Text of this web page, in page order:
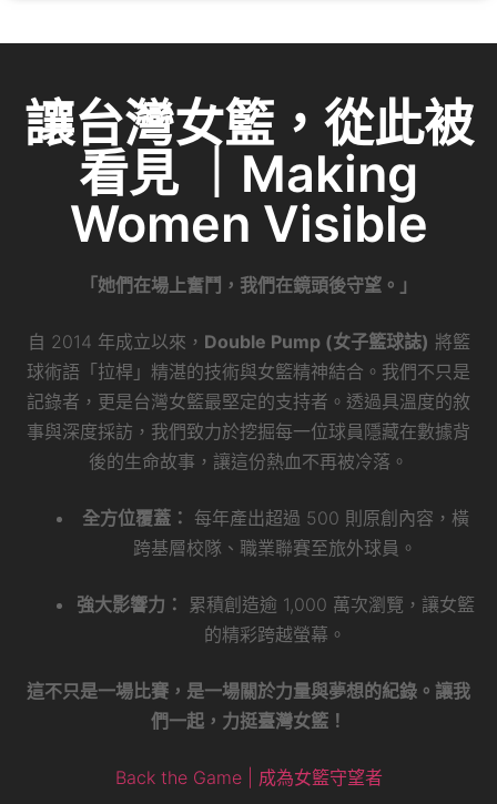
讓台灣女籃，從此被
看見 ｜Making
Women Visible
「她們在場上奮鬥，我們在鏡頭後守望。」
自 2014 年成立以來， Double Pump (女子籃球誌) 將籃
球術語「拉桿」精湛的技術與女籃精神結合。我們不只是
記錄者，更是台灣女籃最堅定的支持者。透過具溫度的敘
事與深度採訪，我們致力於挖掘每一位球員隱藏在數據背
後的生命故事，讓這份熱血不再被冷落。
全方位覆蓋： 每年產出超過 500 則原創內容，橫
跨基層校隊、職業聯賽至旅外球員。
強大影響力：
累積創造逾 1,000 萬次瀏覽，讓女籃
的精彩跨越螢幕。
這不只是一場比賽，是一場關於力量與夢想的紀錄。讓我
們一起，力挺臺灣女籃！
Back the Game | 成為女籃守望者